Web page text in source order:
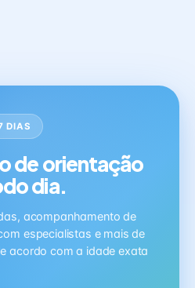
DIAS
de orientação
dia.
acompanhamento de
especialistas e mais de
acordo com a idade exata